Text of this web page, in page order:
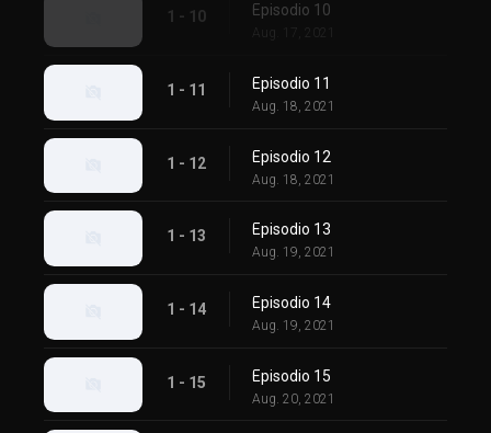
1 - 10 Episodio 10
Aug. 17, 2021
1 - 11 Episodio 11
Aug. 18, 2021
1 - 12 Episodio 12
Aug. 18, 2021
1 - 13 Episodio 13
Aug. 19, 2021
1 - 14 Episodio 14
Aug. 19, 2021
1 - 15 Episodio 15
Aug. 20, 2021